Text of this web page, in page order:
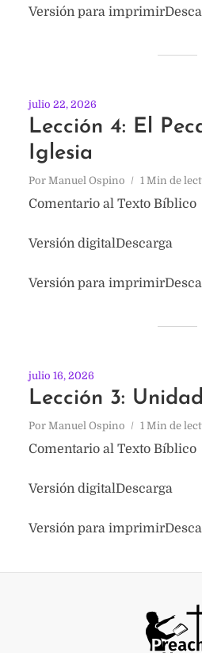
Versión para
julio 22, 2026
Lección 4: El
Iglesia
Por Manuel Ospino 1 Min de
Comentario al Texto Bíblico
Versión digitalDescarga
Versión para
julio 16, 2026
Lección 3:
Por Manuel Ospino 1 Min de
Comentario al Texto Bíblico
Versión digitalDescarga
Versión para